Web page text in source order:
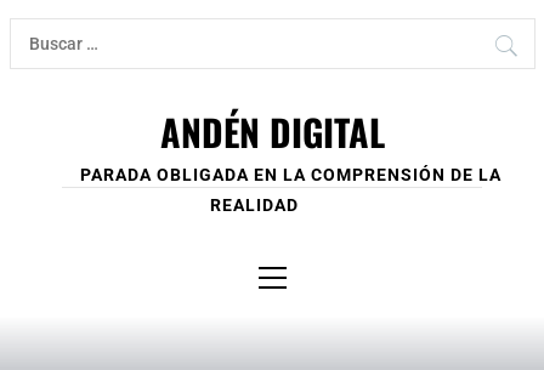
Ir
contenido
Buscar:
ANDÉN DIGITAL
PARADA OBLIGADA EN LA COMPRENSIÓN DE LA
REALIDAD
principal